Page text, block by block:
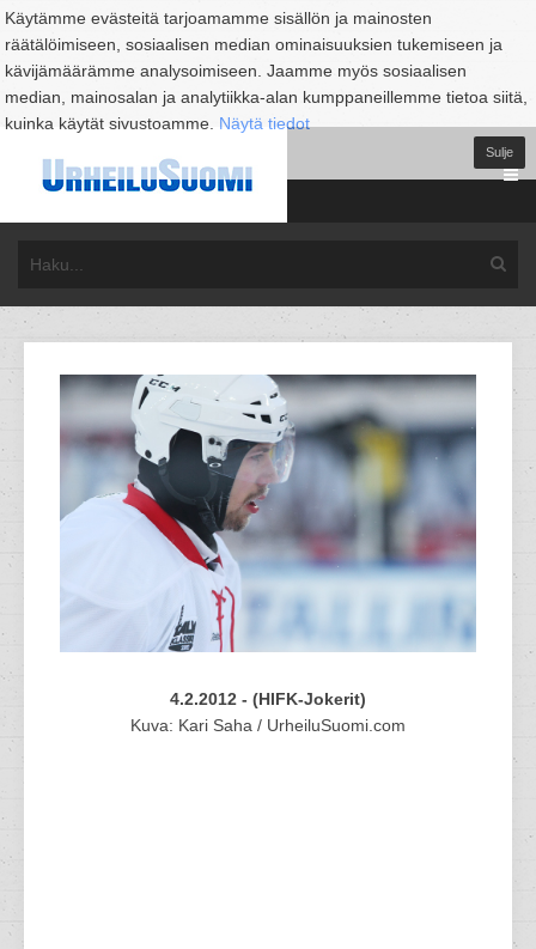
Käytämme evästeitä tarjoamamme sisällön ja mainosten
räätälöimiseen, sosiaalisen median ominaisuuksien tukemiseen ja
kävijämäärämme analysoimiseen. Jaamme myös sosiaalisen
median, mainosalan ja analytiikka-alan kumppaneillemme tietoa siitä,
kuinka käytät sivustoamme. Näytä tiedot
Sulje
4.2.2012 - (HIFK-Jokerit)
Kuva: Kari Saha / UrheiluSuomi.com